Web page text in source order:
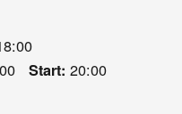
Start: 20:00